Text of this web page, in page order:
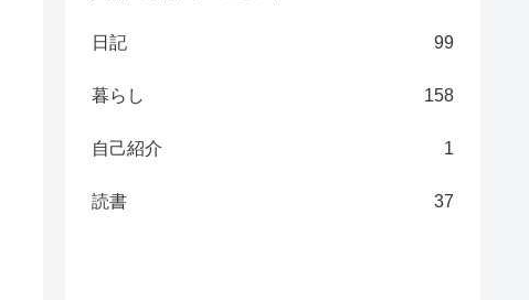
日記 99
暮らし 158
自己紹介 1
読書 37